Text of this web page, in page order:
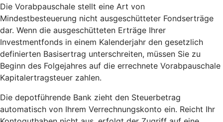
Die Vorabpauschale stellt eine Art von
Mindestbesteuerung nicht ausgeschütteter Fondserträge
dar. Wenn die ausgeschütteten Erträge Ihrer
Investmentfonds in einem Kalenderjahr den gesetzlich
definierten Basisertrag unterschreiten, müssen Sie zu
Beginn des Folgejahres auf die errechnete Vorabpauschale
Kapitalertragsteuer zahlen.
Die depotführende Bank zieht den Steuerbetrag
automatisch von Ihrem Verrechnungskonto ein. Reicht Ihr